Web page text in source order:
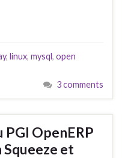
, linux, mysql, open
3 comments
OpenERP
Squeeze et